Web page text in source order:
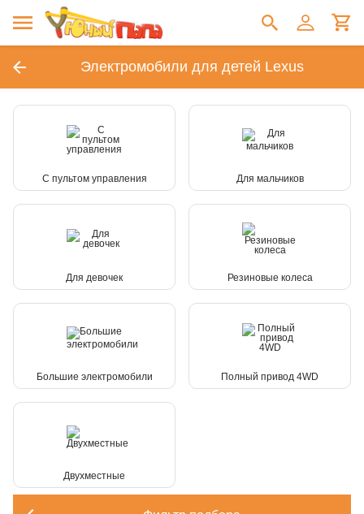
Электромобили для детей Lexus
С пультом управления Для мальчиков
Для девочек Резиновые колеса
Большие электромобили Полный привод 4WD
Двухместные